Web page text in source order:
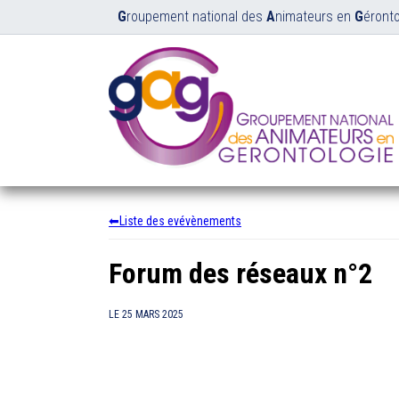
Groupement national des Animateurs en G
Liste des evévènements
Forum des réseaux n°2
LE 25 MARS 2025